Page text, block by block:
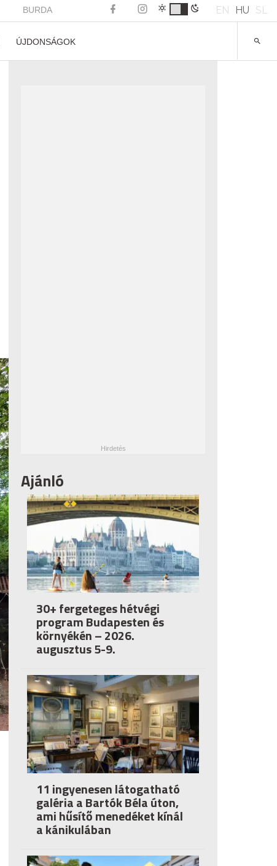
BURDA EN HU SL
ÚJDONSÁGOK
Ajánló
30+ fergeteges hétvégi
program Budapesten és
környékén – 2026.
augusztus 5-9.
11 ingyenesen látogatható
galéria a Bartók Béla úton,
ami hűsítő menedéket kínál
a kánikulában